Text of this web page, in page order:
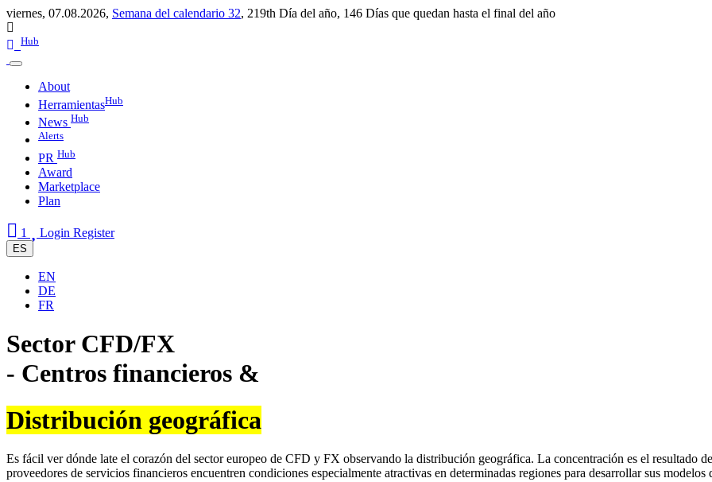
viernes, 07.08.2026, Semana del calendario 32, 219th Día del año, 146 Días que quedan hasta el final del año
Hub
About
HerramientasHub
News Hub
Alerts
PR Hub
Award
Marketplace
Plan
1 Login Register
ES
EN
DE
FR
Sector CFD/FX
- Centros financieros &
Distribución geográfica
Es fácil ver dónde late el corazón del sector europeo de CFD y FX observando la distribución geográfica. La concentración es el resultado
proveedores de servicios financieros encuentren condiciones especialmente atractivas en determinadas regiones para desarrollar sus